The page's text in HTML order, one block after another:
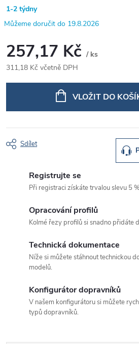
1-2 týdny
19.8.2026
257,17 Kč / ks
311,18 Kč včetně DPH
VLOŽIT DO
Sdílet
Registrujte se
Při registraci získáte trvalou slevu 5
Opracování profilů
Kolmé řezy profilů si snadno přidáte
Technická dokumentace
Níže si můžete stáhnout technickou
modelů.
Konfigurátor dopravníků
V našem konfigurátoru si můžete
typů dopravníků.